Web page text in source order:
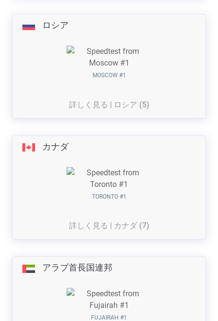
ロシア
MOSCOW #1
詳しく見る | ロシア (5)
カナダ
TORONTO #1
詳しく見る | カナダ (7)
アラブ首長国連邦
FUJAIRAH #1